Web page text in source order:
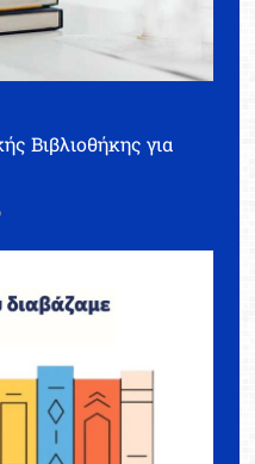
Βιβλιοθήκης για